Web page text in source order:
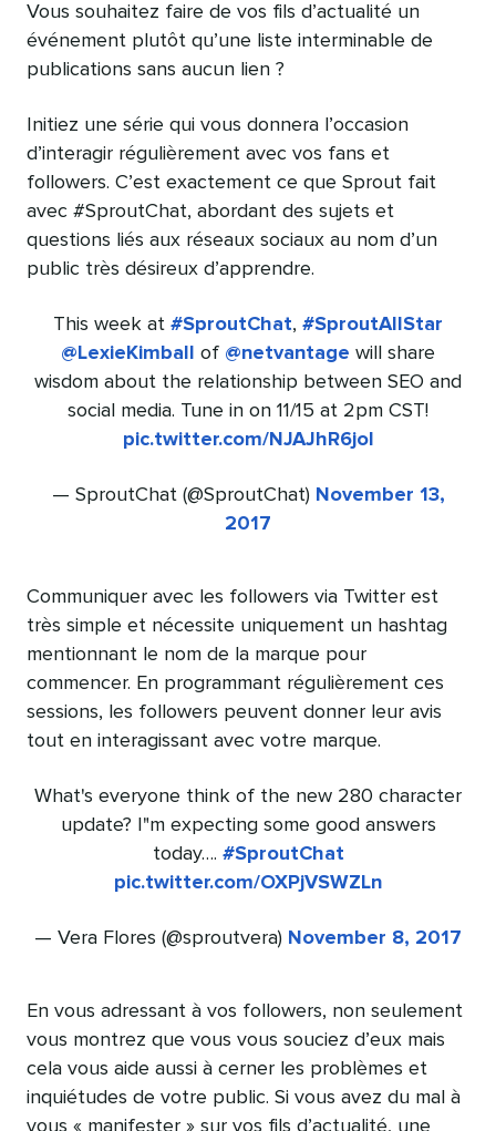
Vous souhaitez faire de vos fils d’actualité un
événement plutôt qu’une liste interminable de
publications sans aucun lien ?
Initiez une série qui vous donnera l’occasion
d’interagir régulièrement avec vos fans et
followers. C’est exactement ce que Sprout fait
avec #SproutChat, abordant des sujets et
questions liés aux réseaux sociaux au nom d’un
public très désireux d’apprendre.
This week at #SproutChat, #SproutAllStar
@LexieKimball
of @netvantage will share
wisdom about the relationship between SEO and
social media. Tune in on 11/15 at 2pm CST!
pic.twitter.com/NJAJhR6joI
— SproutChat (@SproutChat) November 13,
2017
Communiquer avec les followers via Twitter est
très simple et nécessite uniquement un hashtag
mentionnant le nom de la marque pour
commencer. En programmant régulièrement ces
sessions, les followers peuvent donner leur avis
tout en interagissant avec votre marque.
What's everyone think of the new 280 character
update? I"m expecting some good answers
today…. #SproutChat
pic.twitter.com/OXPjVSWZLn
— Vera Flores (@sproutvera) November 8, 2017
En vous adressant à vos followers, non seulement
vous montrez que vous vous souciez d’eux mais
cela vous aide aussi à cerner les problèmes et
inquiétudes de votre public. Si vous avez du mal à
vous « manifester » sur vos fils d’actualité, une